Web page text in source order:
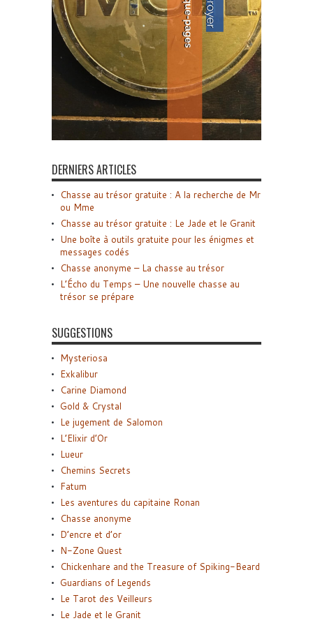
DERNIERS ARTICLES
Chasse au trésor gratuite : A la recherche de Mr
ou Mme
Chasse au trésor gratuite : Le Jade et le Granit
Une boîte à outils gratuite pour les énigmes et
messages codés
Chasse anonyme – La chasse au trésor
L’Écho du Temps – Une nouvelle chasse au
trésor se prépare
SUGGESTIONS
Mysteriosa
Exkalibur
Carine Diamond
Gold & Crystal
Le jugement de Salomon
L’Elixir d’Or
Lueur
Chemins Secrets
Fatum
Les aventures du capitaine Ronan
Chasse anonyme
D’encre et d’or
N-Zone Quest
Chickenhare and the Treasure of Spiking-Beard
Guardians of Legends
Le Tarot des Veilleurs
Le Jade et le Granit